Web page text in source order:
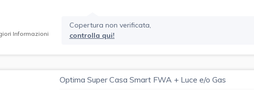
Informazioni
Copertura non verificata,
controlla qui!
Optima Super Casa Smart FWA + Luce e/o Gas